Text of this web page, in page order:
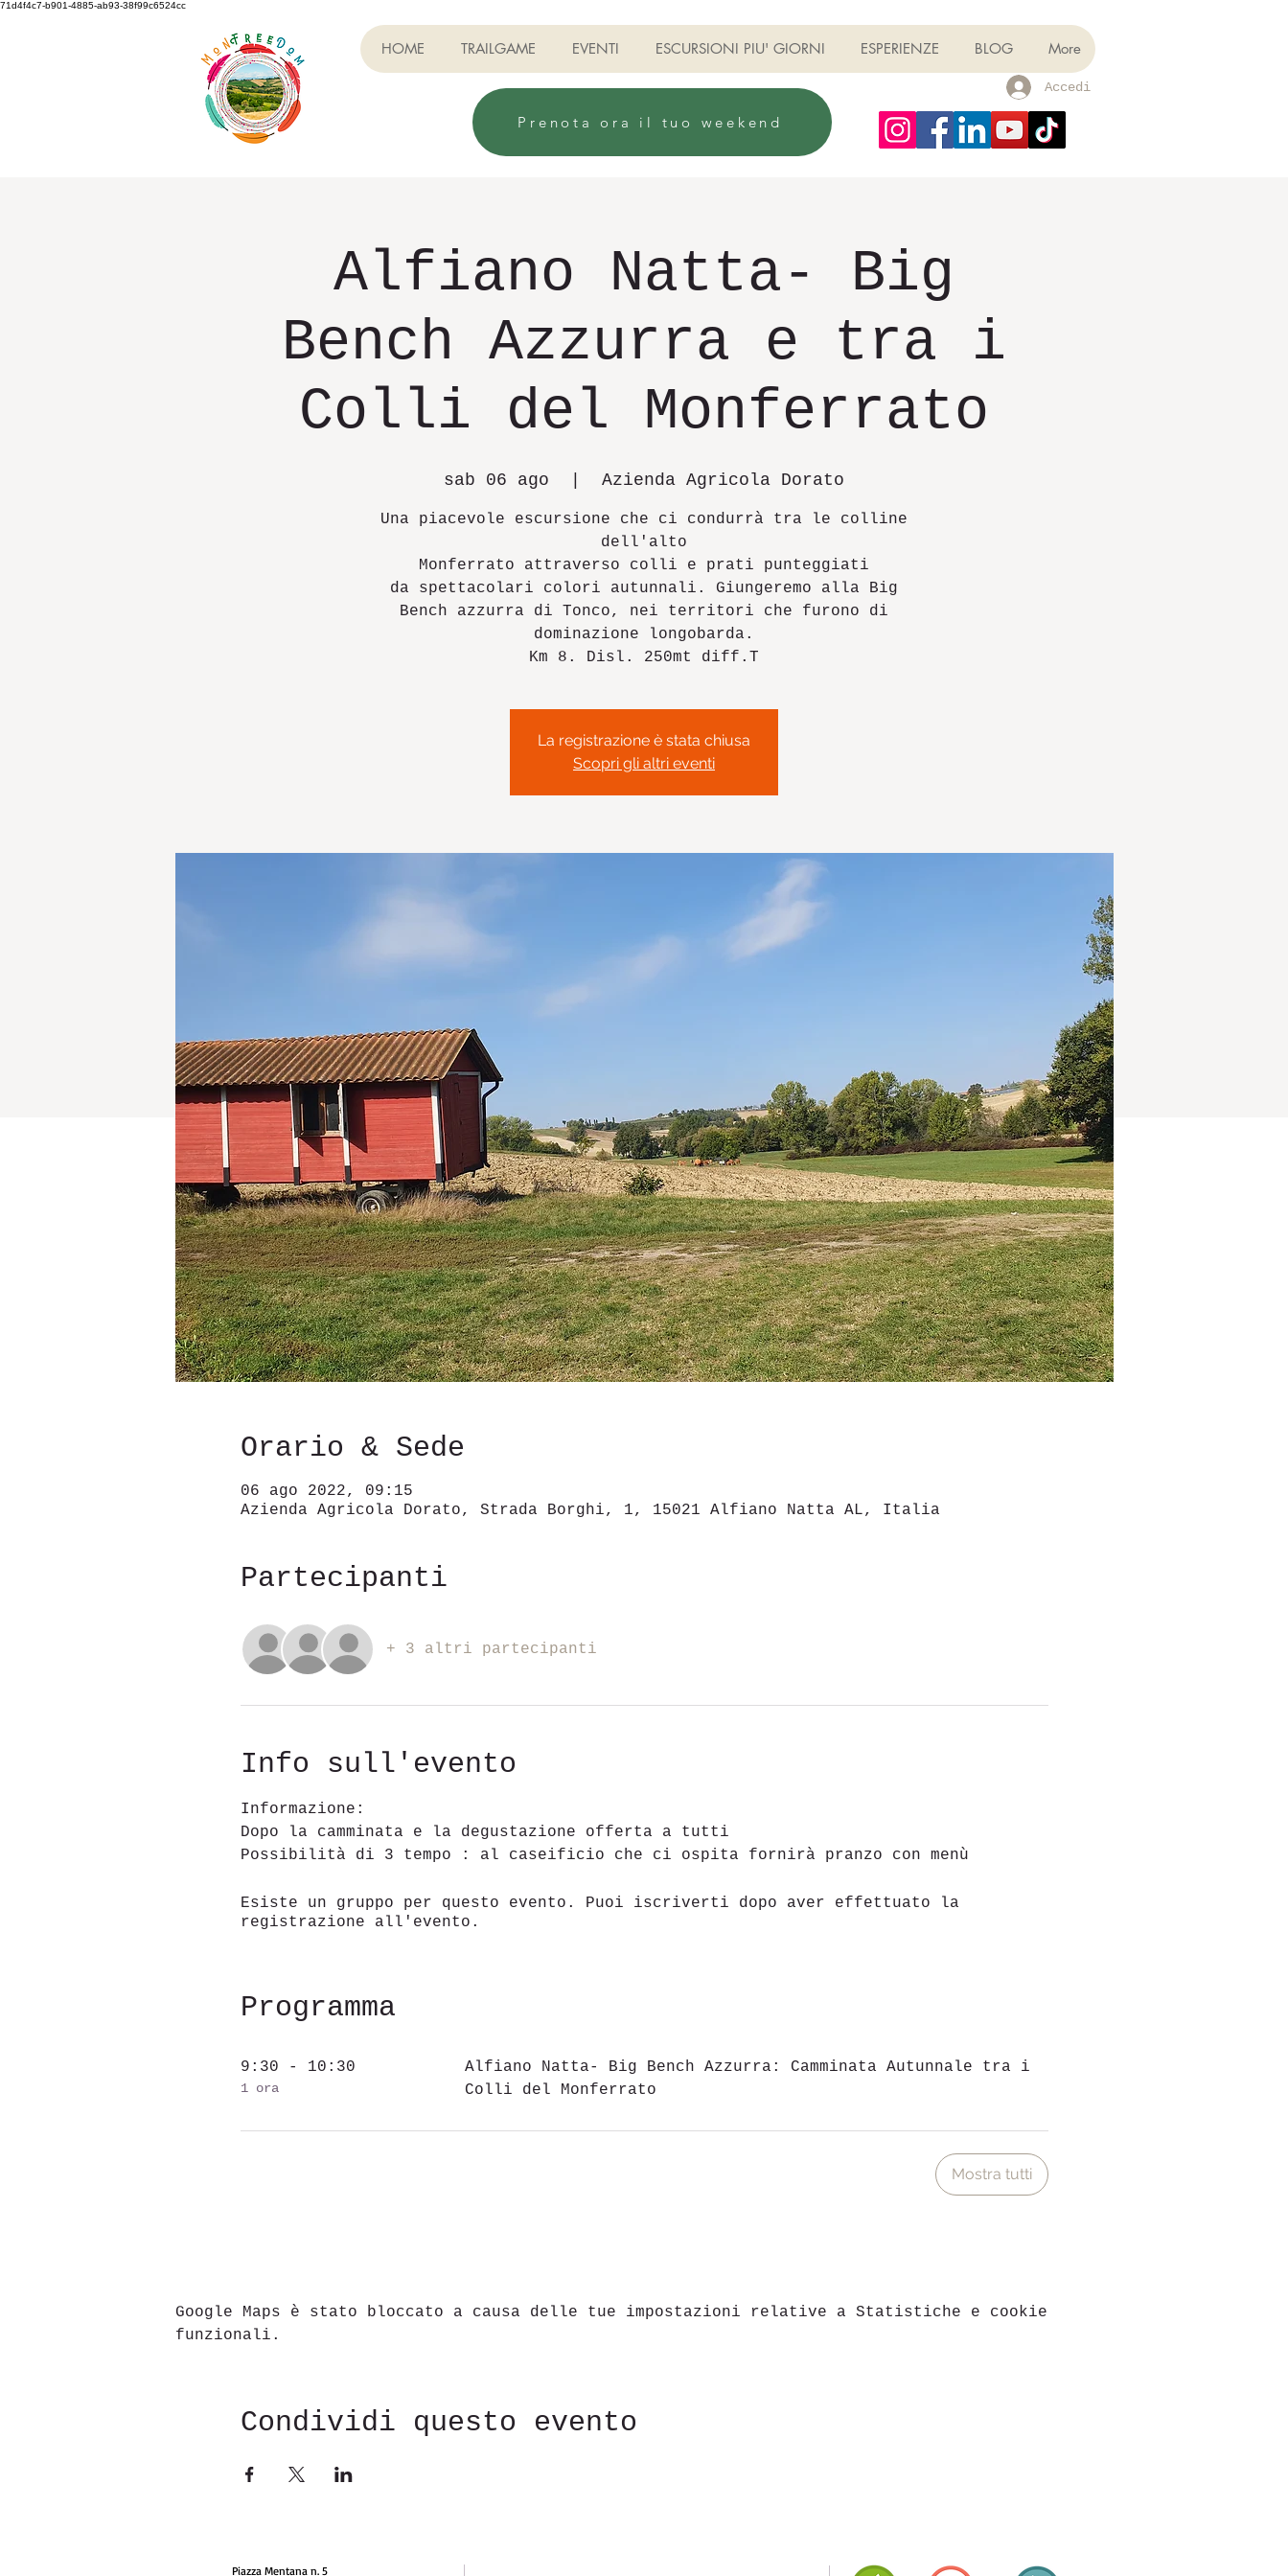
71d4f4c7-b901-4885-ab93-38f99c6524cc
HOME TRAILGAME EVENTI ESCURSIONI PIU' GIORNI ESPERIENZE BLOG More
Accedi
Prenota ora il tuo weekend
Alfiano Natta- Big
Bench Azzurra e tra i
Colli del Monferrato
sab 06 ago Azienda Agricola Dorato
Una piacevole escursione che ci condurrà tra le colline
dell'alto
Monferrato attraverso colli e prati punteggiati
da spettacolari colori autunnali. Giungeremo alla Big
Bench azzurra di Tonco, nei territori che furono di
dominazione longobarda.
Km 8. Disl. 250mt diff.T
La registrazione è stata chiusa
Scopri gli altri eventi
Orario & Sede
06 ago 2022, 09:15
Azienda Agricola Dorato, Strada Borghi, 1, 15021 Alfiano Natta AL, Italia
Partecipanti
+ 3 altri partecipanti
Info sull'evento
Informazione:
Dopo la camminata e la degustazione offerta a tutti
Possibilità di 3 tempo : al caseificio che ci ospita fornirà pranzo con menù
Esiste un gruppo per questo evento. Puoi iscriverti dopo aver effettuato la
registrazione all'evento.
Programma
9:30 - 10:30
1 ora
Alfiano Natta- Big Bench Azzurra: Camminata Autunnale tra i
Colli del Monferrato
Mostra tutti
Google Maps è stato bloccato a causa delle tue impostazioni relative a Statistiche e cookie
funzionali.
Condividi questo evento
Piazza Mentana n. 5